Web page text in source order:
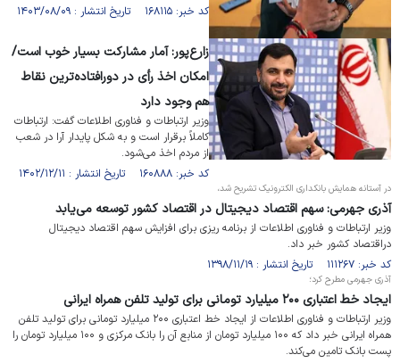
کد خبر: ۱۶۸۱۱۵ تاریخ انتشار : ۱۴۰۳/۰۸/۰۹
زارع‌پور: آمار مشارکت بسیار خوب است/
امکان اخذ رأی در دورافتاده‌ترین نقاط
هم وجود دارد
وزیر ارتباطات و فناوری اطلاعات گفت: ارتباطات
کاملاً برقرار است و به شکل پایدار آرا در شعب
از مردم اخذ می‌شود.
کد خبر: ۱۶۰۸۸۸ تاریخ انتشار : ۱۴۰۲/۱۲/۱۱
در آستانه همایش بانکداری الکترونیک تشریح شد،
آذری جهرمی: سهم اقتصاد دیجیتال در اقتصاد کشور توسعه می‌یابد
وزیر ارتباطات و فناوری اطلاعات از برنامه ریزی برای افزایش سهم اقتصاد دیجیتال
دراقتصاد کشور خبر داد.
کد خبر: ۱۱۱۲۶۷ تاریخ انتشار : ۱۳۹۸/۱۱/۱۹
آذری جهرمی مطرح کرد؛
ایجاد خط اعتباری ۲۰۰ میلیارد تومانی برای تولید تلفن همراه ایرانی
وزیر ارتباطات و فناوری اطلاعات از ایجاد خط اعتباری ۲۰۰ میلیارد تومانی برای تولید تلفن
همراه ایرانی خبر داد که ۱۰۰ میلیارد تومان از منابع آن را بانک مرکزی و ۱۰۰ میلیارد تومان را
پست بانک تامین می‌کند.